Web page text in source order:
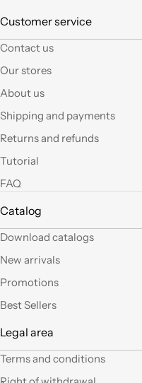
Customer service
Contact us
Our stores
About us
Shipping and payments
Returns and refunds
Tutorial
FAQ
Catalog
Download catalogs
New arrivals
Promotions
Best Sellers
Legal area
Terms and conditions